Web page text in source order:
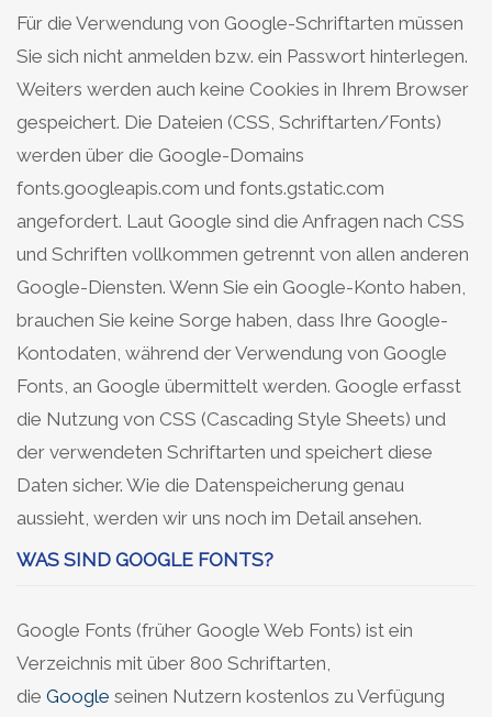
Für die Verwendung von Google-Schriftarten müssen
Sie sich nicht anmelden bzw. ein Passwort hinterlegen.
Weiters werden auch keine Cookies in Ihrem Browser
gespeichert. Die Dateien (CSS, Schriftarten/Fonts)
werden über die Google-Domains
fonts.googleapis.com und fonts.gstatic.com
angefordert. Laut Google sind die Anfragen nach CSS
und Schriften vollkommen getrennt von allen anderen
Google-Diensten. Wenn Sie ein Google-Konto haben,
brauchen Sie keine Sorge haben, dass Ihre Google-
Kontodaten, während der Verwendung von Google
Fonts, an Google übermittelt werden. Google erfasst
die Nutzung von CSS (Cascading Style Sheets) und
der verwendeten Schriftarten und speichert diese
Daten sicher. Wie die Datenspeicherung genau
aussieht, werden wir uns noch im Detail ansehen.
WAS SIND GOOGLE FONTS?
Google Fonts (früher Google Web Fonts) ist ein
Verzeichnis mit über 800 Schriftarten,
die Google seinen Nutzern kostenlos zu Verfügung